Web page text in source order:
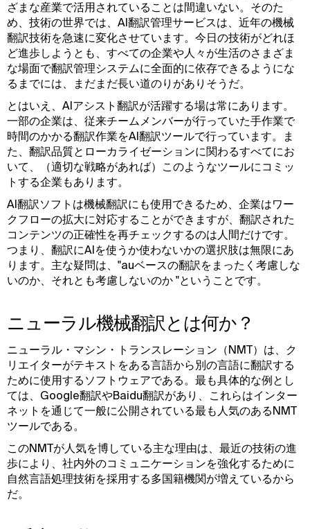
ざまな産業で活用されていることは間違いない。そのた
め、技術の世界では、AI翻訳管理サービスは、近年の機械
翻訳技術を急速に変化させています。今日の技術がどれほ
ど進歩しようとも、すべての企業や人々が生活のさまざま
な場面で翻訳管理システムに全面的に依存できるようにな
るまでには、まだまだ長い道のりがありそうだ。
とはいえ、AIアシスト翻訳が活躍する場は常にあります。
一部の企業は、従来チームメンバーが行っていた手作業で
時間のかかる翻訳作業をAI翻訳ツールで行っています。ま
た、翻訳品質とローカライゼーションに関わるすべてにお
いて、（適切な戦略があれば）このようなツールにコミッ
トする企業もあります。
AI翻訳ソフトは機械翻訳にも使用できるため、企業はワー
クフローの拡大に対応することができますが、翻訳された
コンテンツの正確性を再チェックするのは人間だけです。
つまり、翻訳にAIを使うか使わないかの選択肢は無限にあ
ります。主な疑問は、"auベースの翻訳をまったく考慮しな
いのか、それとも考慮しないのか "ということです。
ニューラル機械翻訳とは何か？
ニューラル・マシン・トランスレーション（NMT）は、ク
リエイターがテキストをある言語から別の言語に翻訳する
ために使用するソフトウェアである。最も具体的な例とし
ては、Google翻訳やBaidu翻訳があり、これらはインター
ネットを通じて一般に公開されている最も人気のあるNMT
ツールである。
このNMTが人気を博している主な理由は、最近の技術の進
歩により、社内外のコミュニケーションを強化するために
自然言語処理技術を採用する多国籍機関が増えているから
だ。